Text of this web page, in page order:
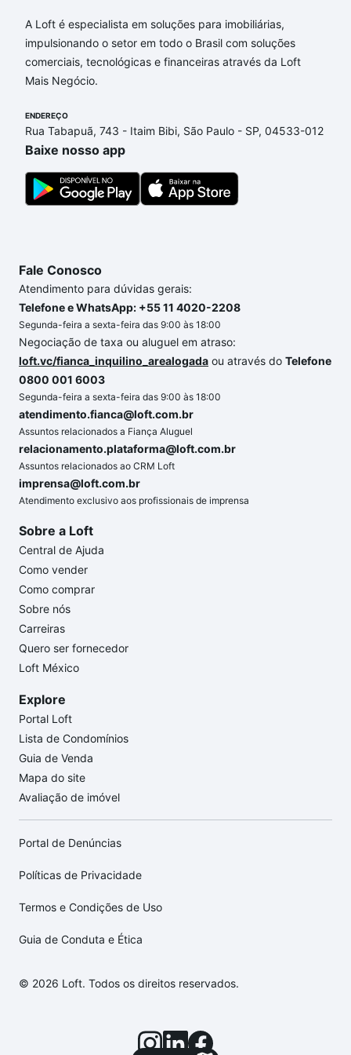
América, Campinas, SP que custam a partir de R$ 0
e com nossas opções de financiamento imobiliário
as parcelas podem se adequar ao seu orçamento.
Se ainda tem alguma dúvida dos custos envolvidos
quanto custa comprar um apartamento
a gente para comprar o imóvel dos seus sonhos
com segurança e conforto. Loft, com você até as
chaves.
A Loft é especialista em soluções para imobiliárias,
impulsionando o setor em todo o Brasil com soluções
comerciais, tecnológicas e financeiras através da Loft
Mais Negócio.
ENDEREÇO
Rua Tabapuã, 743 - Itaim Bibi, São Paulo - SP, 04533-012
Baixe nosso app
Fale Conosco
Atendimento para dúvidas gerais:
Telefone e WhatsApp: +55 11 4020-2208
Segunda-feira a sexta-feira das 9:00 às 18:00
Negociação de taxa ou aluguel em atraso:
loft.vc/fianca_inquilino_arealogada ou através do Telefone
0800 001 6003
Segunda-feira a sexta-feira das 9:00 às 18:00
atendimento.fianca@loft.com.br
Assuntos relacionados a Fiança Aluguel
relacionamento.plataforma@loft.com.br
Assuntos relacionados ao CRM Loft
imprensa@loft.com.br
Atendimento exclusivo aos profissionais de imprensa
Sobre a Loft
Central de Ajuda
Como vender
Como comprar
Sobre nós
Carreiras
Quero ser fornecedor
Loft México
Explore
Portal Loft
Lista de Condomínios
Guia de Venda
Mapa do site
Avaliação de imóvel
Portal de Denúncias
Políticas de Privacidade
Termos e Condições de Uso
Guia de Conduta e Ética
© 2026 Loft. Todos os direitos reservados.